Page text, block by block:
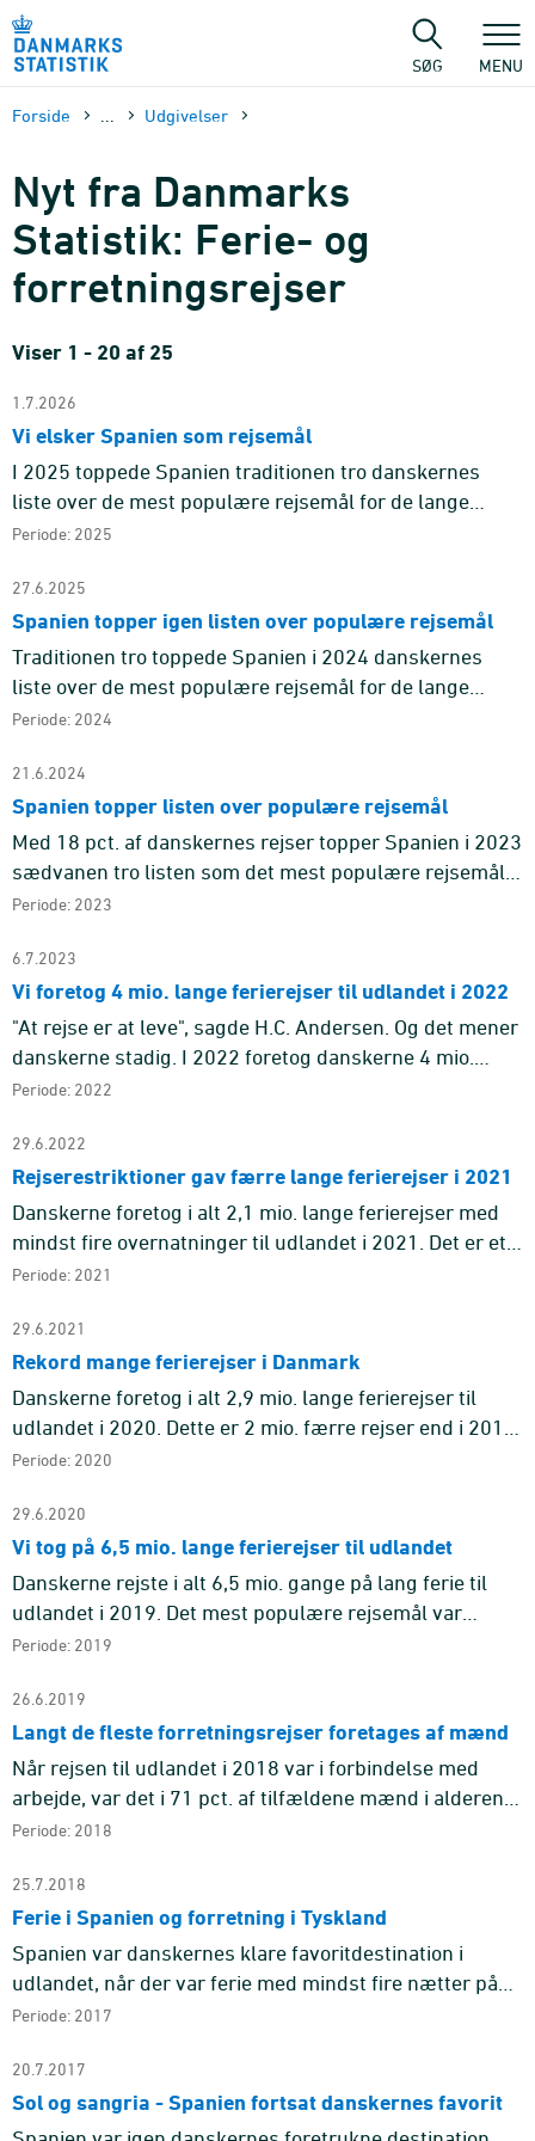
sidens
SØG MENU
Forside Udgivelser
Nyt fra Danmarks
Statistik: Ferie- og
forretningsrejser
Viser 1 - 20 af 25
1.7.2026
Vi elsker Spanien som rejsemål
I 2025 toppede Spanien traditionen tro danskernes
liste over de mest populære rejsemål for de lange
ferierejser til udlandet - rejser med mindst fire
Periode: 2025
27.6.2025
Spanien topper igen listen over populære rejsemål
Traditionen tro toppede Spanien i 2024 danskernes
liste over de mest populære rejsemål for de lange
ferierejser til udlandet. Italien og Grækenland deles om
Periode: 2024
21.6.2024
Spanien topper listen over populære rejsemål
Med 18 pct. af danskernes rejser topper Spanien i 2023
sædvanen tro listen som det mest populære rejsemål
for de lange ferierejser til udlandet. Italien var det
Periode: 2023
6.7.2023
Vi foretog 4 mio. lange ferierejser til udlandet i 2022
"At rejse er at leve", sagde H.C. Andersen. Og det mener
danskerne stadig. I 2022 foretog danskerne 4 mio.
lange ferierejser til udlandet - rejser med mindst fire
Periode: 2022
29.6.2022
Rejserestriktioner gav færre lange ferierejser i 2021
Danskerne foretog i alt 2,1 mio. lange ferierejser med
mindst fire overnatninger til udlandet i 2021. Det er et
fald på 28 pct. i forhold til 2020, hvor der blev foretage
Periode: 2021
29.6.2021
Rekord mange ferierejser i Danmark
Danskerne foretog i alt 2,9 mio. lange ferierejser til
udlandet i 2020. Dette er 2 mio. færre rejser end i 2019.
De lange rejser til Danmark steg derimod med 2 mio. til
Periode: 2020
29.6.2020
Vi tog på 6,5 mio. lange ferierejser til udlandet
Danskerne rejste i alt 6,5 mio. gange på lang ferie til
udlandet i 2019. Det mest populære rejsemål var
Spanien, som stod for 15 pct. af de lange ferierejser.
Periode: 2019
26.6.2019
Langt de fleste forretningsrejser foretages af mænd
Når rejsen til udlandet i 2018 var i forbindelse med
arbejde, var det i 71 pct. af tilfældene mænd i alderen
25-64 år, som foretog rejsen. Kvinder i samme
Periode: 2018
25.7.2018
Ferie i Spanien og forretning i Tyskland
Spanien var danskernes klare favoritdestination i
udlandet, når der var ferie med mindst fire nætter på
programmet i 2017. Næst efter Spanien rejste flest på
Periode: 2017
20.7.2017
Sol og sangria - Spanien fortsat danskernes favorit